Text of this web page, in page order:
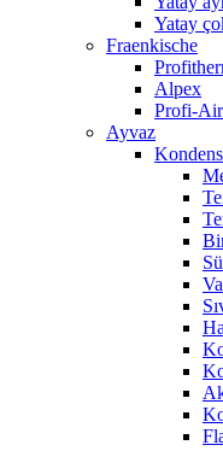
Yatay
Fraenkische
Alpex
Profi-Air
Ayvaz